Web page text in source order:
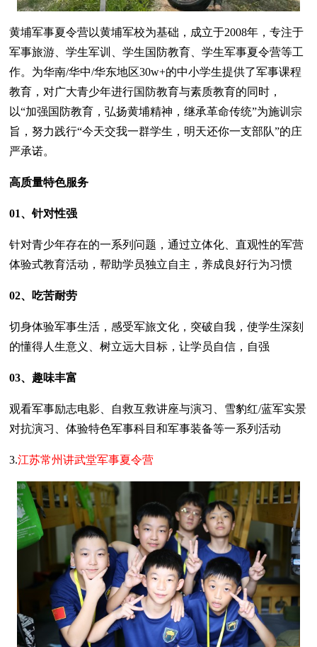
黄埔军事夏令营以黄埔军校为基础，成立于2008年，专注于
军事旅游、学生军训、学生国防教育、学生军事夏令营等工
作。为华南/华中/华东地区30w+的中小学生提供了军事课程
教育，对广大青少年进行国防教育与素质教育的同时，
以“加强国防教育，弘扬黄埔精神，继承革命传统”为施训宗
旨，努力践行“今天交我一群学生，明天还你一支部队”的庄
严承诺。
高质量特色服务
01、针对性强
针对青少年存在的一系列问题，通过立体化、直观性的军营
体验式教育活动，帮助学员独立自主，养成良好行为习惯
02、吃苦耐劳
切身体验军事生活，感受军旅文化，突破自我，使学生深刻
的懂得人生意义、树立远大目标，让学员自信，自强
03、趣味丰富
观看军事励志电影、自救互救讲座与演习、雪豹红/蓝军实景
对抗演习、体验特色军事科目和军事装备等一系列活动
3.江苏常州讲武堂军事夏令营